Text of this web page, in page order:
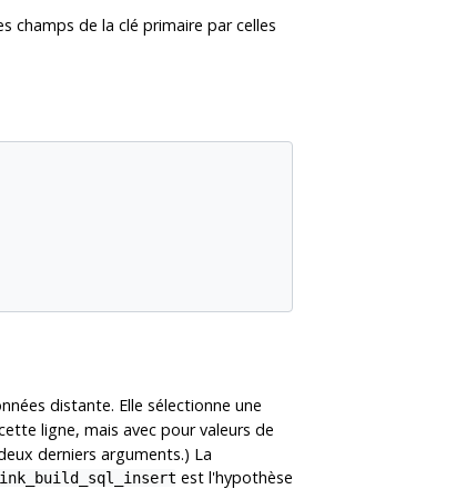
champs de la clé primaire par celles
distante. Elle sélectionne une
ligne, mais avec pour valeurs de
derniers arguments.) La
est l'hypothèse